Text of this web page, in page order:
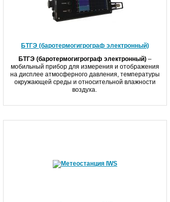
БТГЭ (баротермогигрограф электронный)
БТГЭ (баротермогигрограф электронный) –
мобильный прибор для измерения и отображения
на дисплее атмосферного давления, температуры
окружающей среды и относительной влажности
воздуха.